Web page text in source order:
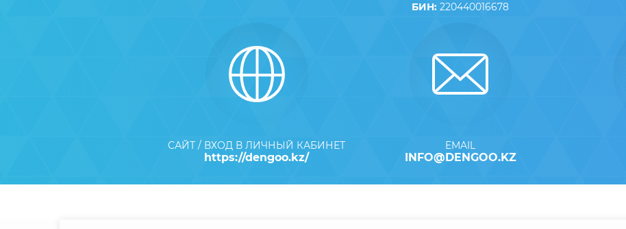
БИН: 220440016678
САЙТ / ВХОД В ЛИЧНЫЙ КАБИНЕТ
https://dengoo.kz/
EMAIL
INFO@DENGOO.KZ